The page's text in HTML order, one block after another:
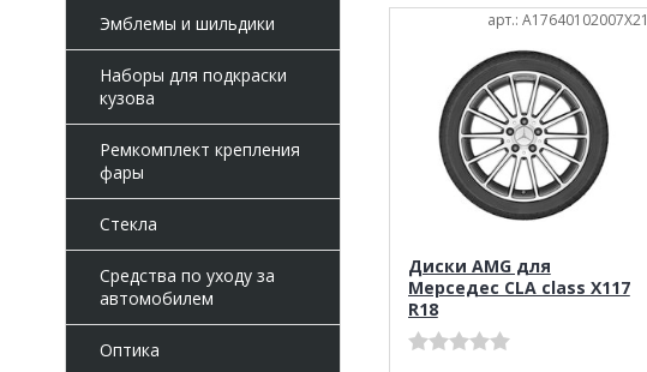
Эмблемы и шильдики
Наборы для подкраски
кузова
Ремкомплект крепления
фары
Стекла
Средства по уходу за
автомобилем
Оптика
арт.: A17640102007X21
Диски AMG для
Мерседес CLA class X117
R18